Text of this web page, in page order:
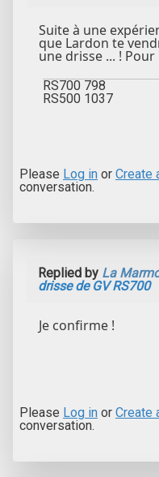
Suite à une
que Lardon te
une drisse ... !
RS700 798
RS500 1037
Please Log in or Create
conversation.
Replied by La
drisse de GV RS700
Je confirme !
Please Log in or Create
conversation.